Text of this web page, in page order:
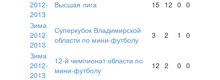
2012-
2013
Высшая лига 15 12 0 0
Зима
2012-
2013
Суперкубок Владимирской
области по мини-футболу
3 2 1 0
Зима
2012-
2013
12-й чемпионат области по
мини-футболу
12 2 0 0